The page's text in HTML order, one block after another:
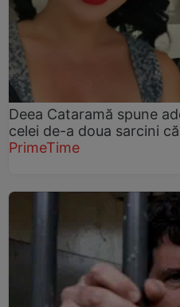
Deea Cataramă spune
celei de-a doua sarcini
PrimeTime